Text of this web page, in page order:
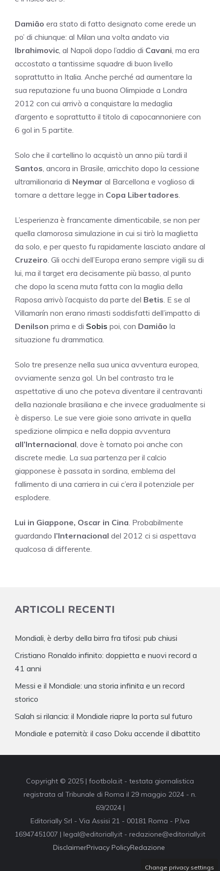
Damião era stato di fatto designato come erede un
po’ di chiunque: al Milan una volta andato via
Ibrahimovic, al Napoli dopo l’addio di Cavani, ma era
accostato a tantissime squadre di buon livello
soprattutto in Italia. Anche perché ad aumentare la
sua reputazione fu una buona Olimpiade a Londra
2012 con cui arrivò a conquistare la medaglia
d’argento e soprattutto il titolo di capocannoniere con
6 gol in 5 partite.
Solo che il cartellino lo acquistò un anno più tardi il
Santos, ancora in Brasile, arricchito dopo la cessione
ultramilionaria di Neymar al Barcellona e voglioso di
tornare a dettare legge in Copa Libertadores.
L’esperienza è francamente dimenticabile, se non per
quella clamorosa simulazione in cui si tirò la maglietta
da solo, e per questo fu rapidamente lasciato andare al
Cruzeiro. Gli occhi dell’Europa erano sempre vigili su di
lui, ma il target era decisamente più basso, al punto
che dopo la scena muta fatta con la maglia della
Raposa arrivò l’acquisto da parte del Betis. E se al
Villamarín non erano rimasti soddisfatti dell’impatto di
Denilson prima e di Sobis poi, con Damião la
situazione fu drammatica.
Solo tre presenze nella sua unica avventura europea,
ovviamente senza gol. Un bel contrasto tra le
aspettative di uno che poteva diventare il centravanti
della nazionale brasiliana e che invece gradualmente si
è disperso. Le sue vere gioie sono arrivate in quella
spedizione olimpica e nella doppia avventura
all’Internacional, dove è tornato poi anche con
discrete medie. La sua partenza per il calcio
giapponese è passata in sordina, emblema del
fallimento di una carriera in cui c’era il potenziale per
esplodere.
Lui in Giappone, Oscar in Cina. Probabilmente
guardando l’Internacional del 2012 ci si aspettava
qualcosa di differente.
ARTICOLI RECENTI
Mondiali, è derby della birra fra tifosi: pub chiusi
Cristiano Ronaldo infinito: doppietta e nuovi record a
41 anni
Messi e il Mondiale: una storia infinita e un record
storico
Salah si rilancia: il Mondiale riapre la porta sul futuro
Mondiale e paternità: il caso Doku accende il dibattito
Copyright © 2025 | footbola.it - testata giornalistica
registrata al Tribunale di Roma il 29 maggio 2024 - n.
69/2024 |
Editorially Srl - Via Assisi 21 - 00181 Roma - P.Iva
16947451007 | legal@editorially.it - redazione@editorially.it
DisclaimerPrivacy PolicyRedazione
Change privacy settings